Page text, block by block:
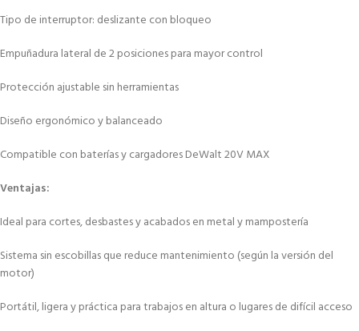
Tipo de interruptor: deslizante con bloqueo
Empuñadura lateral de 2 posiciones para mayor control
Protección ajustable sin herramientas
Diseño ergonómico y balanceado
Compatible con baterías y cargadores DeWalt 20V MAX
Ventajas:
Ideal para cortes, desbastes y acabados en metal y mampostería
Sistema sin escobillas que reduce mantenimiento (según la versión del
motor)
Portátil, ligera y práctica para trabajos en altura o lugares de difícil acceso